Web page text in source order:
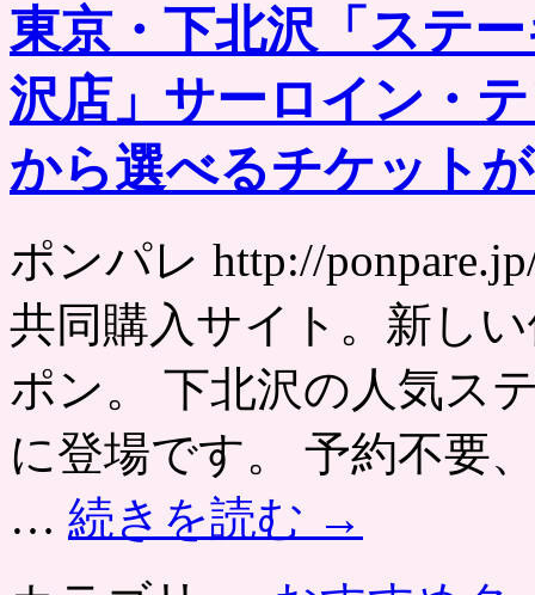
東京・下北沢「ステ
沢店」サーロイン・
から選べるチケット
ポンパレ http://
共同購入サイト。新し
ポン。 下北沢の人気ス
に登場です。 予約不要
… 続きを読む →